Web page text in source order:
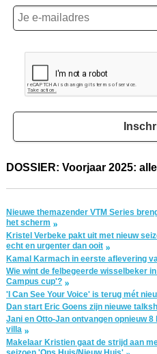
DOSSIER: Voorjaar 2025:
Nieuwe themazender VTM Series
het scherm
Kristel Verbeke pakt uit met nieuw
echt en urgenter dan ooit
Kamal Karmach in eerste aflevering
Wie wint de felbegeerde wisselbeker
Campus cup'?
'I Can See Your Voice' is terug mét
Dan start Eric Goens zijn nieuwe
Jani en Otto-Jan ontvangen opnieuw
villa
Makelaar Kristien gaat de strijd aan